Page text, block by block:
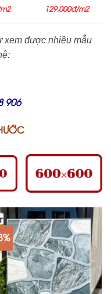
129.000đ/m2
xem được nhiều mẫu
906